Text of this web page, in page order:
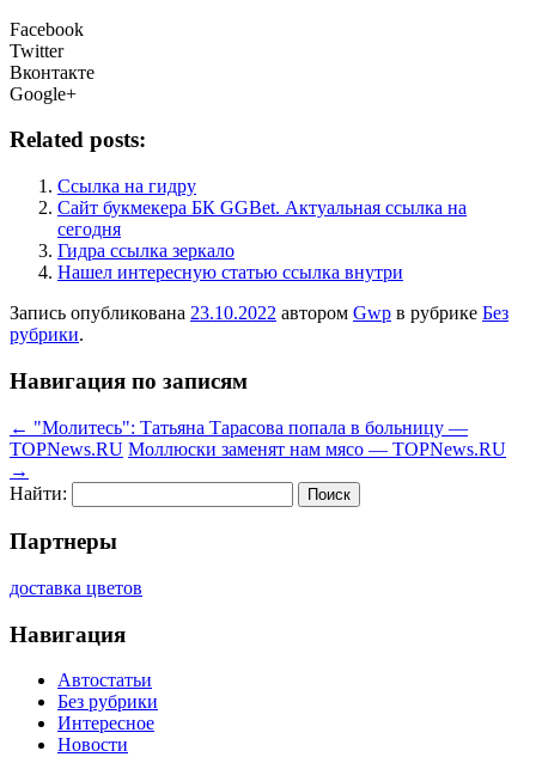
Facebook
Twitter
Вконтакте
Google+
Related posts:
Ссылка на гидру
Сайт букмекера БК GGBet. Актуальная ссылка на
сегодня
Гидра ссылка зеркало
Нашел интересную статью ссылка внутри
Запись опубликована 23.10.2022 автором Gwp в рубрике Без
рубрики.
Навигация по записям
← "Молитесь": Татьяна Тарасова попала в больницу —
TOPNews.RU Моллюски заменят нам мясо — TOPNews.RU
→
Найти:
Партнеры
доставка цветов
Навигация
Автостатьи
Без рубрики
Интересное
Новости